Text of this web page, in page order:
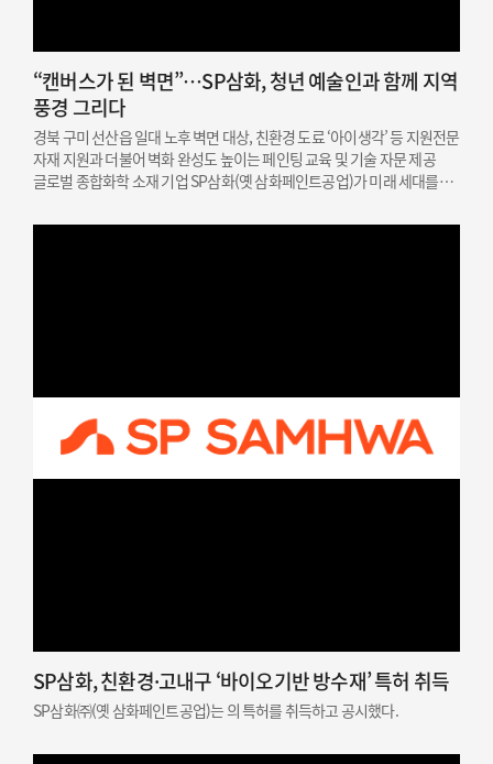
“캔버스가 된 벽면”…SP삼화, 청년 예술인과 함께 지역
풍경 그리다
경북 구미 선산읍 일대 노후 벽면 대상, 친환경 도료 ‘아이생각’ 등 지원전문
자재 지원과 더불어 벽화 완성도 높이는 페인팅 교육 및 기술 자문 제공
글로벌 종합화학 소재 기업 SP삼화(옛 삼화페인트공업)가 미래 세대를
성공적으로 마쳤다고 밝혔다. SP삼화는…
SP삼화, 친환경·고내구 ‘바이오기반 방수재’ 특허 취득
SP삼화㈜(옛 삼화페인트공업)는 의 특허를 취득하고 공시했다.